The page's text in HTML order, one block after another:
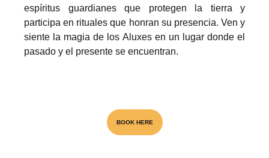
espíritus guardianes que protegen la tierra y
participa en rituales que honran su presencia. Ven y
siente la magia de los Aluxes en un lugar donde el
pasado y el presente se encuentran.
BOOK HERE